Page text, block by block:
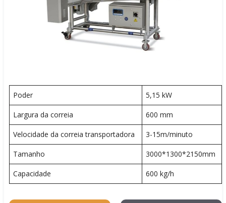
Poder 5,15 kW
Largura da correia 600 mm
Velocidade da correia transportadora 3-15m/minuto
Tamanho 3000*1300*2150mm
Capacidade 600 kg/h